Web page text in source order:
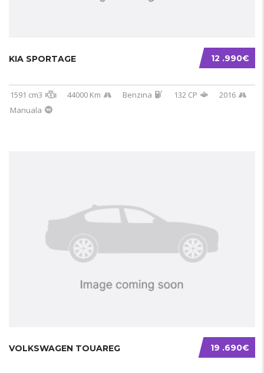
12 .990€
KIA SPORTAGE
1591 cm3 44000 Km Benzina 132 CP
2016
Manuala
19 .690€
VOLKSWAGEN TOUAREG